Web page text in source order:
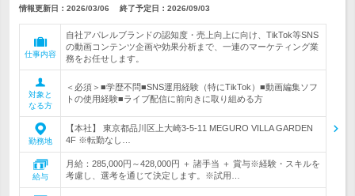
情報更新日：2026/03/06 終了予定日： 2026/09/03
仕事内容
自社アパレルブランドの認知度・売上向上に向け、TikTok等SNS
の動画コンテンツ企画や効果分析まで、一連のマーケティング業
務をお任せします。
対象と
なる方
＜必須＞■学歴不問■SNS運用経験（特にTikTok）■動画編集ソフ
トの使用経験■ライブ配信に前向きに取り組める方
勤務地
【本社】 東京都品川区上大崎3-5-11 MEGURO VILLA GARDEN
4F ※転勤なし…
給与
月給：285,000円～428,000円 ＋ 諸手当 ＋ 賞与※経験・スキルを
考慮し、選考を通じて決定します。※試用…